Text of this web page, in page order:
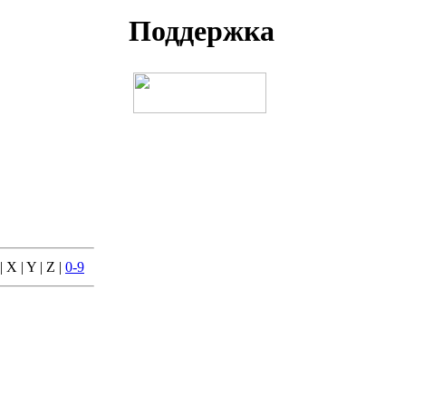
| X | Y | Z | 0-9
Поддеpжка